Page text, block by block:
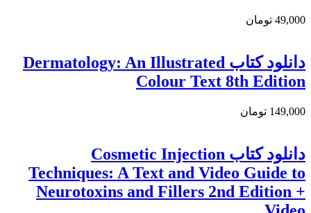
49,000 تومان
دانلود کتاب Dermatology: An Illustrated
Colour Text 8th Edition
149,000 تومان
دانلود کتاب Cosmetic Injection
Techniques: A Text and Video Guide to
Neurotoxins and Fillers 2nd Edition +